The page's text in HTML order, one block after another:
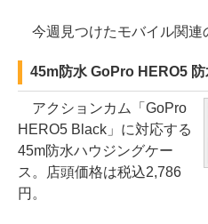
今週見つけたモバイル関連
45m防水 GoPro HERO5
アクションカム「GoPro
HERO5 Black」に対応する
45m防水ハウジングケー
ス。店頭価格は税込2,786
円。